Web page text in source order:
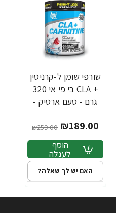
-27%
שורפי שומן ל-קרניטין
+ CLA בי פי אי 320
גרם - טעם ארטיק -
₪189.00
₪259.00
הוסף
לעגלה
האם יש לך שאלה?